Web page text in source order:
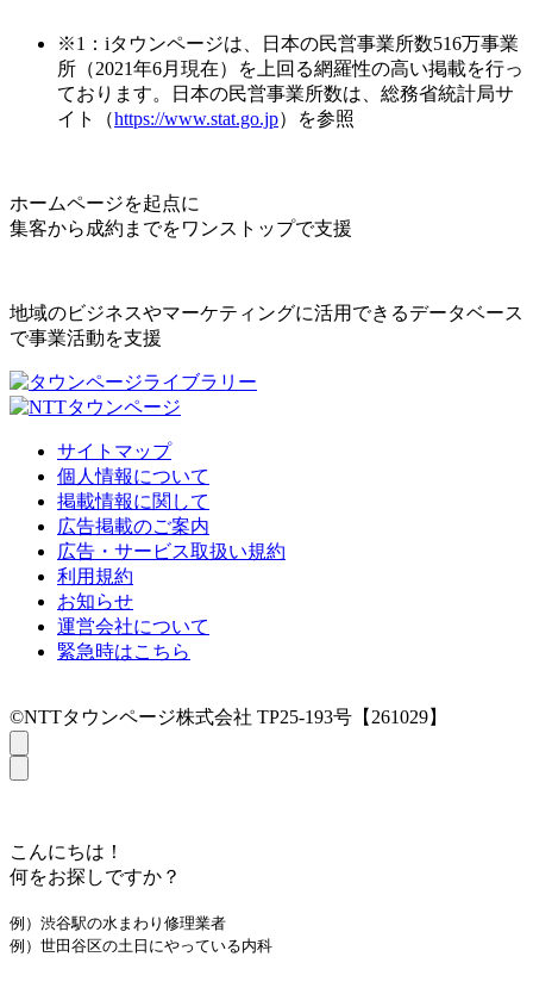
※1：iタウンページは、日本の民営事業所数516万事業
所（2021年6月現在）を上回る網羅性の高い掲載を行っ
ております。日本の民営事業所数は、総務省統計局サ
イト（https://www.stat.go.jp）を参照
ホームページを起点に
集客から成約までをワンストップで支援
地域のビジネスやマーケティングに活用できるデータベース
で事業活動を支援
サイトマップ
個人情報について
掲載情報に関して
広告掲載のご案内
広告・サービス取扱い規約
利用規約
お知らせ
運営会社について
緊急時はこちら
©NTTタウンページ株式会社 TP25-193号【261029】
こんにちは！
何をお探しですか？
例）渋谷駅の水まわり修理業者
例）世田谷区の土日にやっている内科